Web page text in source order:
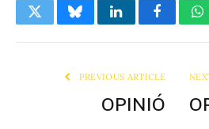
TwitterBlueskyLinkedIn
PREVIOUS ARTICLE
OPINIÓ